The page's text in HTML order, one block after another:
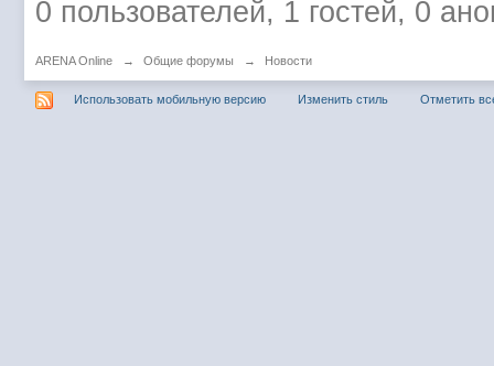
0 пользователей, 1 гостей, 0
ARENA Online → Общие форумы → Новости
Использовать мобильную версию Изменить стиль Отметить